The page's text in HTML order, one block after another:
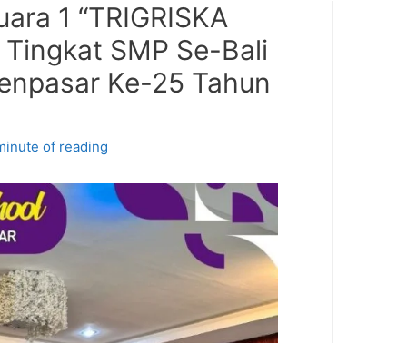
1 “TRIGRISKA
Tingkat SMP Se-Bali
Ke-25 Tahun
of reading